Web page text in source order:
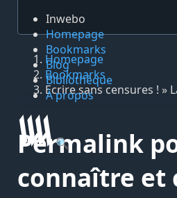
Inwebo
Homepage
Bookmarks
Blog
Bibliothèque
À propos
🔍
Homepage
Bookmarks
Ecrire sans censures ! »
Permalink
connaître et